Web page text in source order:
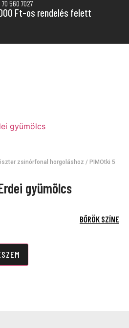
560 7027
Ft-os rendelés felett
zsinórfonal horgoláshoz / PIMOtki 5
gyümölcs
BŐRÖK SZÍNE